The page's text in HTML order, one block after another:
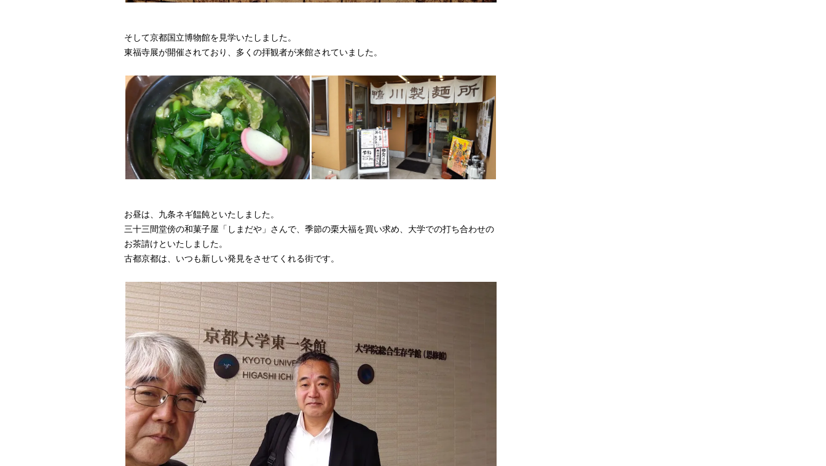
そして京都国立博物館を見学いたしました。
東福寺展が開催されており、多くの拝観者が来館されていました。
お昼は、九条ネギ饂飩といたしました。
三十三間堂傍の和菓子屋「しまだや」さんで、季節の栗大福を買い求め、大学での打ち合わせの
お茶請けといたしました。
古都京都は、いつも新しい発見をさせてくれる街です。